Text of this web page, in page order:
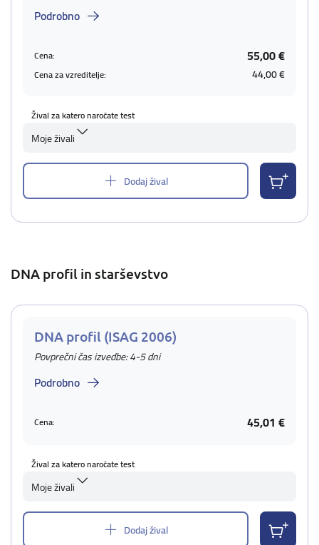
Podrobno
Cena: 55,00 €
Cena za vzreditelje: 44,00 €
Žival za katero naročate test
Moje živali
Dodaj žival
DNA profil in starševstvo
DNA profil (ISAG 2006)
Povprečni čas izvedbe: 4-5 dni
Podrobno
Cena: 45,01 €
Žival za katero naročate test
Moje živali
Dodaj žival